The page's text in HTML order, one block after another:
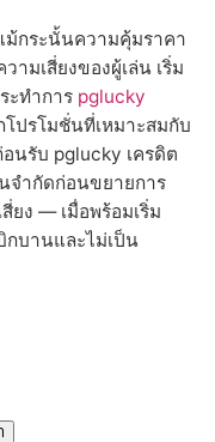
กระนั้นความคุ้มราคา
ามเสี่ยงของผู้เล่น เริ่ม
ะทำการ pglucky
ปรโมชั่นที่เหมาะสมกับ
นรับ pglucky เครดิต
จำกัดก่อนขยายการ
ยง — เมื่อพร้อมเริ่ม
บานและไม่เป็น